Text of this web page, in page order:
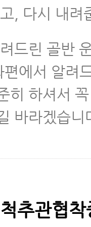
, 다시 내려
드린 골반
에서 알려
히 하셔서
바라겠습니
추관협